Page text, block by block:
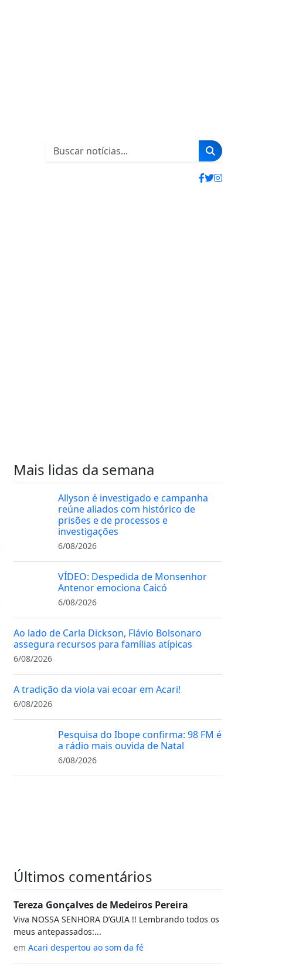
Mais lidas da semana
Allyson é investigado e campanha
reúne aliados com histórico de
prisões e de processos e
investigações
6/08/2026
VÍDEO: Despedida de Monsenhor
Antenor emociona Caicó
6/08/2026
Ao lado de Carla Dickson, Flávio Bolsonaro
assegura recursos para famílias atípicas
6/08/2026
A tradição da viola vai ecoar em Acari!
6/08/2026
Pesquisa do Ibope confirma: 98 FM é
a rádio mais ouvida de Natal
6/08/2026
Últimos comentários
Tereza Gonçalves de Medeiros Pereira
Viva NOSSA SENHORA D’GUIA !! Lembrando todos os
meus antepassados:...
em Acari despertou ao som da fé